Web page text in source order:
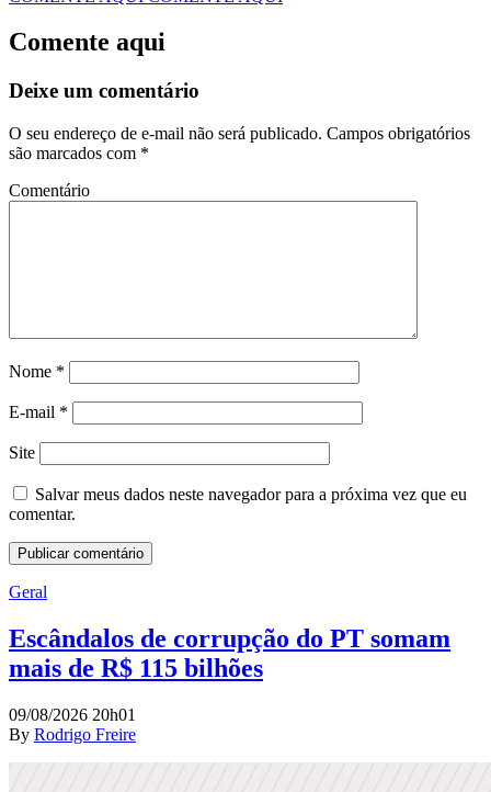
Comente aqui
Deixe um comentário
O seu endereço de e-mail não será publicado. Campos obrigatórios
são marcados com *
Comentário
Nome *
E-mail *
Site
Salvar meus dados neste navegador para a próxima vez que eu
comentar.
Geral
Escândalos de corrupção do PT somam
mais de R$ 115 bilhões
09/08/2026 20h01
By Rodrigo Freire